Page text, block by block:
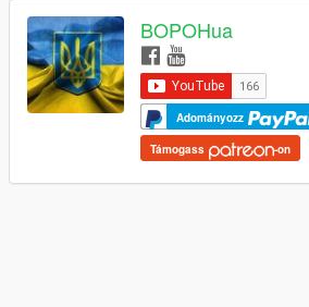
BOPOHua
Adományozz
Támogass -on